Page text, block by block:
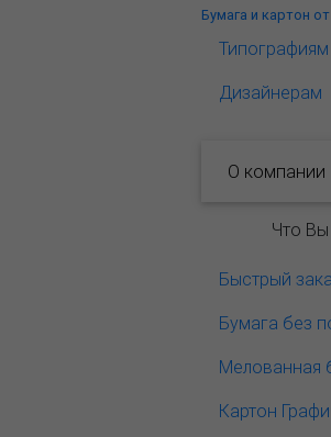
Бумага и картон
Типографиям
Дизайнерам
О компании
Что
Быстрый
Бумага без
Мелованная
Картон